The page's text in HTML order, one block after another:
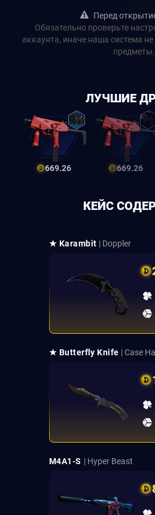
Перед
Обязательно проверьте
аккаунта, иначе наша система
предметы.
ЛУЧШИЕ
669.26 669.26
КЕЙС
★ Karambit | Doppler
★ Butterfly Knife | Case
M4A1-S | Hyper Beast